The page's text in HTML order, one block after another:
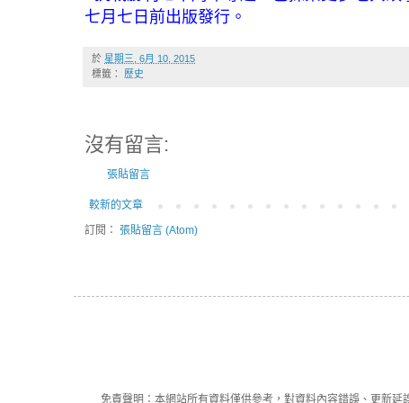
七月七日前出版發行。
於 星期三, 6月 10, 2015
標籤：
歷史
沒有留言:
張貼留言
較新的文章
訂閱： 張貼留言 (Atom)
免責聲明：本網站所有資料僅供參考，對資料內容錯誤、更新